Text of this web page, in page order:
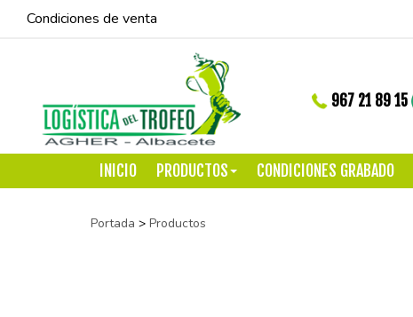
Condiciones de venta
967 21 89 15
INICIO PRODUCTOS CONDICIONES GRABADO
Portada > Productos